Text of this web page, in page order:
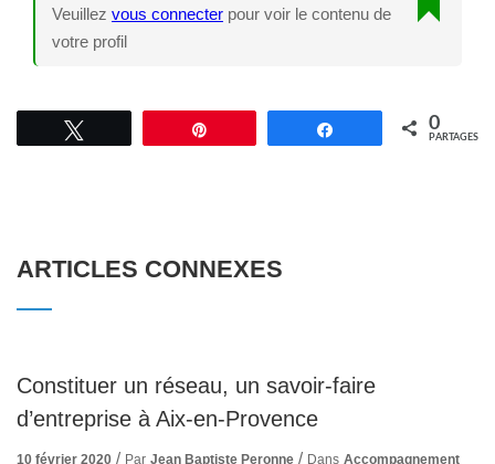
Veuillez vous connecter pour voir le contenu de
votre profil
Partagez 0
PARTAGES
ARTICLES CONNEXES
Constituer un réseau, un savoir-faire
d’entreprise à Aix-en-Provence
10 février 2020 Par Jean Baptiste Peronne Dans Accompagnement